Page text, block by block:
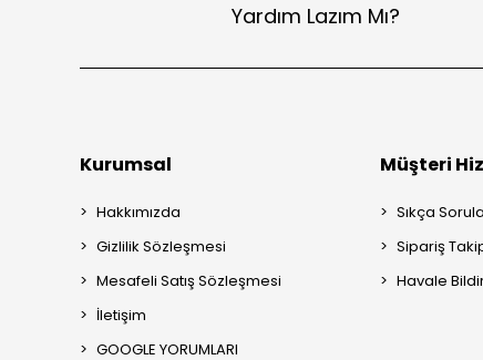
Yardım Lazım Mı?
Kurumsal
Hakkımızda
Gizlilik Sözleşmesi
Mesafeli Satış Sözleşmesi
İletişim
GOOGLE YORUMLARI
Müşteri
Sıkça
Sipariş
Havale